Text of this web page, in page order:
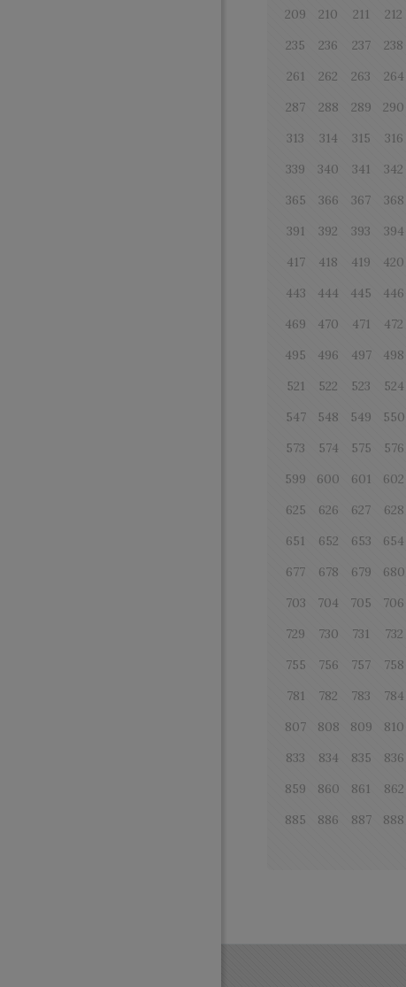
209
210 211 212
235
236 237 238
261
262 263 264
287
288 289 290
313
314 315 316
339
340 341 342
365
366 367 368
391
392 393 394
417
418 419 420
443
444 445 446
469
470 471 472
495
496 497 498
521
522 523 524
547
548 549 550
573
574 575 576
599
600 601 602
625
626 627 628
651
652 653 654
677
678 679 680
703
704 705 706
729
730 731 732
755
756 757 758
781
782 783 784
807
808 809 810
833
834 835 836
859
860 861 862
885
886 887 888